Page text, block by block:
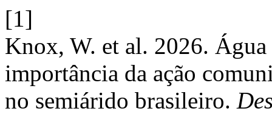
[1]
Knox, W. et al. 2026.
importância da ação
no semiárido brasileiro.